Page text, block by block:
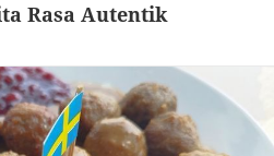
Rasa Autentik